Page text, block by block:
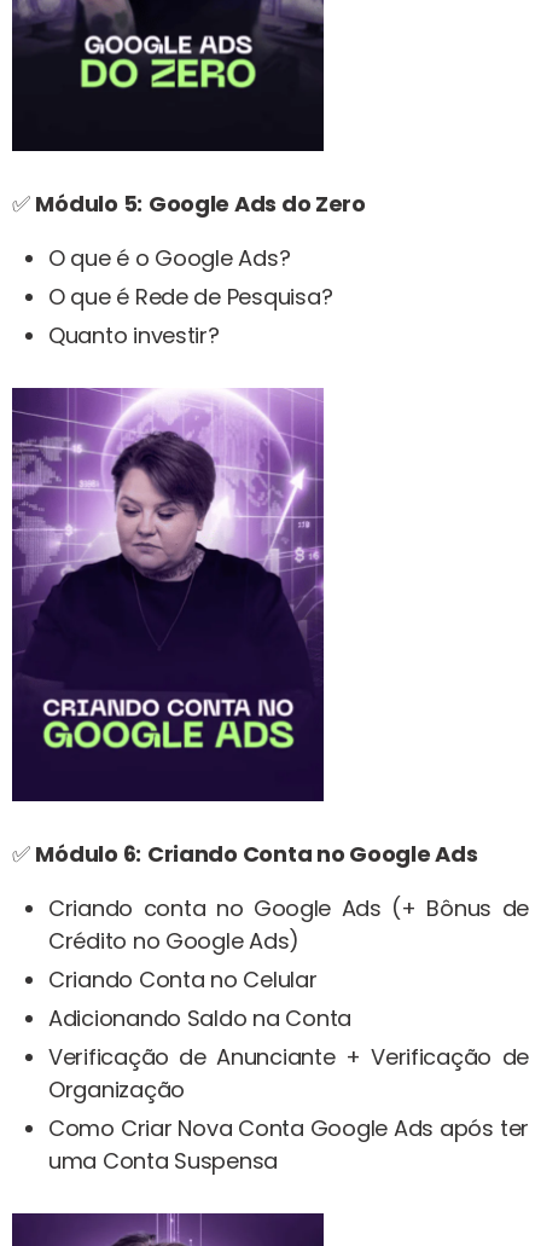
✅ Módulo 5: Google Ads do Zero
O que é o Google Ads?
O que é Rede de Pesquisa?
Quanto investir?
✅ Módulo 6: Criando Conta no Google Ads
Criando conta no Google Ads (+ Bônus de
Crédito no Google Ads)
Criando Conta no Celular
Adicionando Saldo na Conta
Verificação de Anunciante + Verificação de
Organização
Como Criar Nova Conta Google Ads após ter
uma Conta Suspensa